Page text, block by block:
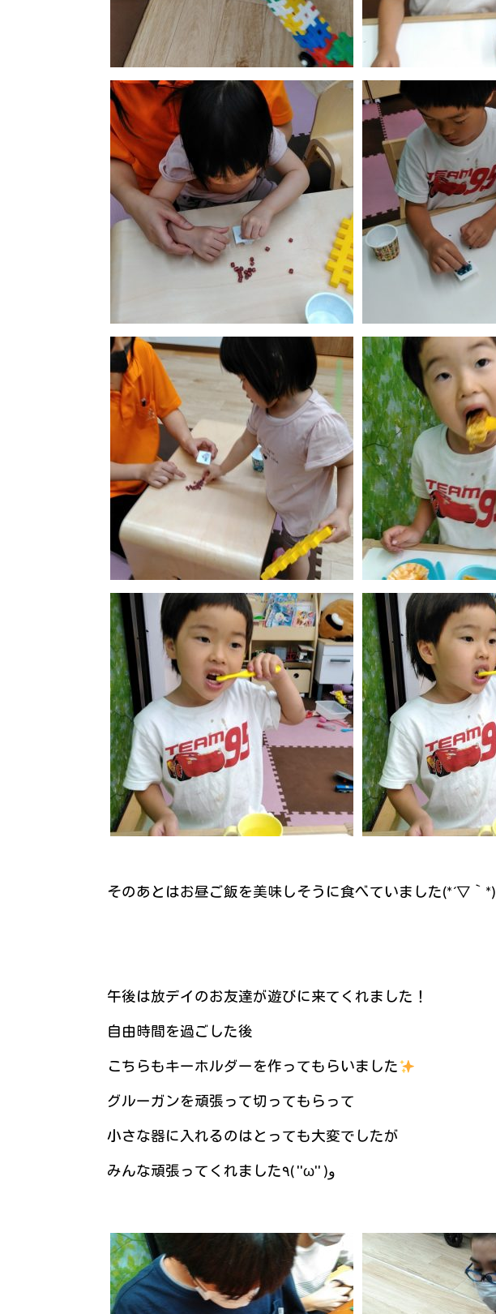
そのあとはお昼ご飯を美味しそうに食べていました(*´▽｀*)
午後は放デイのお友達が遊びに来てくれました！
自由時間を過ごした後
こちらもキーホルダーを作ってもらいました
グルーガンを頑張って切ってもらって
小さな器に入れるのはとっても大変でしたが
みんな頑張ってくれました٩( ''ω'' )و